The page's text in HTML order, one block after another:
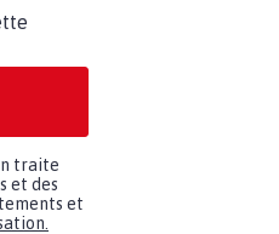
traite
et des
et